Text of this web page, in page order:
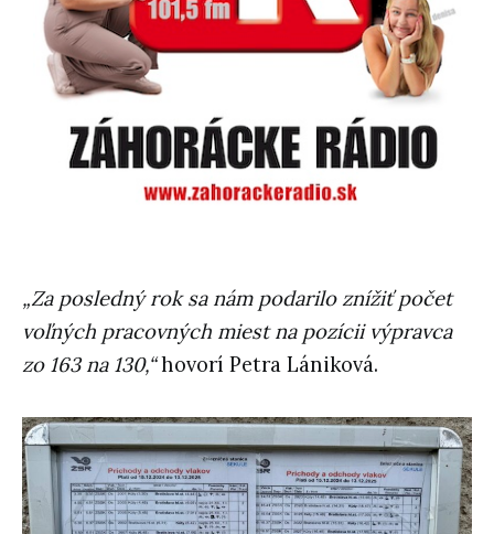
„Za posledný rok sa nám podarilo znížiť počet
voľných pracovných miest na pozícii výpravca
zo 163 na 130,“hovorí Petra Lániková.